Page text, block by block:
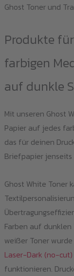
Ghost Toner und
Produkte
farbigen
auf dunkle
Mit unseren Ghost
Papier auf jedes
das für deinen
Briefpapier jenseits
Ghost White Toner
Farben auf
weißer Toner
Laser-Dark (no-
funktionieren.